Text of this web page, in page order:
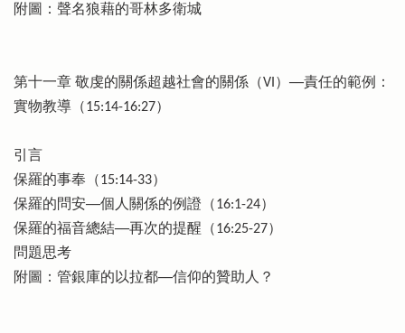
附圖：聲名狼藉的哥林多衛城
第十一章 敬虔的關係超越社會的關係（VI）──責任的範例：
實物教導（15:14-16:27）
引言
保羅的事奉（15:14-33）
保羅的問安──個人關係的例證（16:1-24）
保羅的福音總結──再次的提醒（16:25-27）
問題思考
附圖：管銀庫的以拉都──信仰的贊助人？